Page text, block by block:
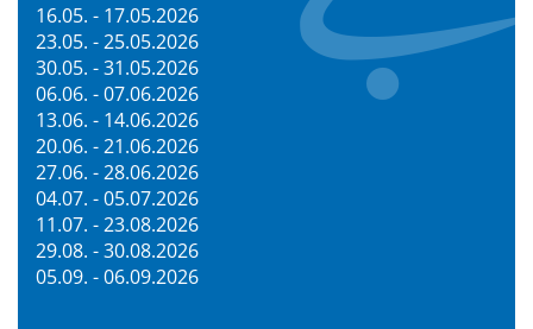
16.05. - 17.05.2026
23.05. - 25.05.2026
30.05. - 31.05.2026
06.06. - 07.06.2026
13.06. - 14.06.2026
20.06. - 21.06.2026
27.06. - 28.06.2026
04.07. - 05.07.2026
11.07. - 23.08.2026
29.08. - 30.08.2026
05.09. - 06.09.2026